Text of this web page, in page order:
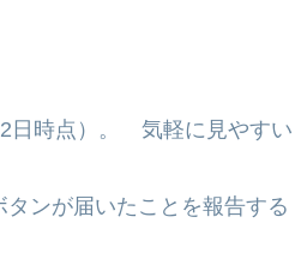
日時点）。 気軽に見やすい
ンが届いたことを報告する